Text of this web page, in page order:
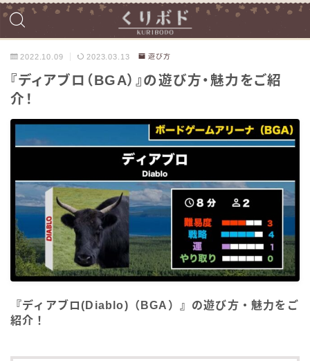
2022.10.09 2023.03.13 遊び方
『ディアブロ（BGA）』の遊び方・魅力をご紹
介！
『ディアブロ(Diablo)（BGA）』の遊び方・魅力をご
紹介！